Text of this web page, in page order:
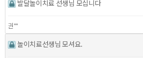
발달놀이치료 선생님 모십니다
권**
놀이치료선생님 모셔요.